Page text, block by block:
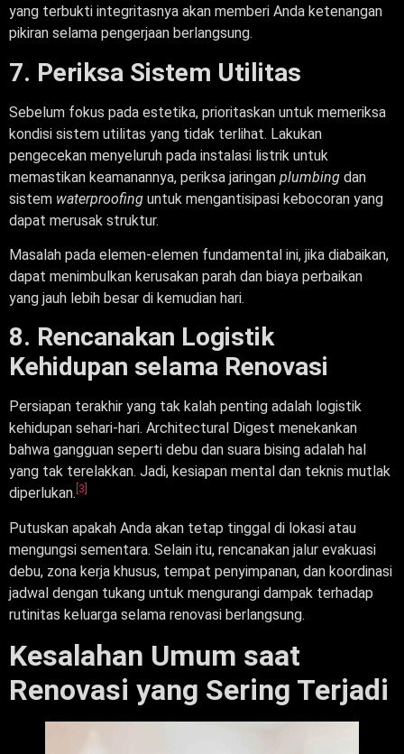
yang terbukti integritasnya akan memberi Anda ketenangan
pikiran selama pengerjaan berlangsung.
7. Periksa Sistem Utilitas
Sebelum fokus pada estetika, prioritaskan untuk memeriksa
kondisi sistem utilitas yang tidak terlihat. Lakukan
pengecekan menyeluruh pada instalasi listrik untuk
memastikan keamanannya, periksa jaringan plumbing dan
sistem waterproofing untuk mengantisipasi kebocoran yang
dapat merusak struktur.
Masalah pada elemen-elemen fundamental ini, jika diabaikan,
dapat menimbulkan kerusakan parah dan biaya perbaikan
yang jauh lebih besar di kemudian hari.
8. Rencanakan Logistik
Kehidupan selama Renovasi
Persiapan terakhir yang tak kalah penting adalah logistik
kehidupan sehari-hari. Architectural Digest menekankan
bahwa gangguan seperti debu dan suara bising adalah hal
yang tak terelakkan. Jadi, kesiapan mental dan teknis mutlak
diperlukan. [3]
Putuskan apakah Anda akan tetap tinggal di lokasi atau
mengungsi sementara. Selain itu, rencanakan jalur evakuasi
debu, zona kerja khusus, tempat penyimpanan, dan koordinasi
jadwal dengan tukang untuk mengurangi dampak terhadap
rutinitas keluarga selama renovasi berlangsung.
Kesalahan Umum saat
Renovasi yang Sering Terjadi